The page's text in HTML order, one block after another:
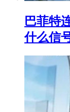
巴菲特
什么信